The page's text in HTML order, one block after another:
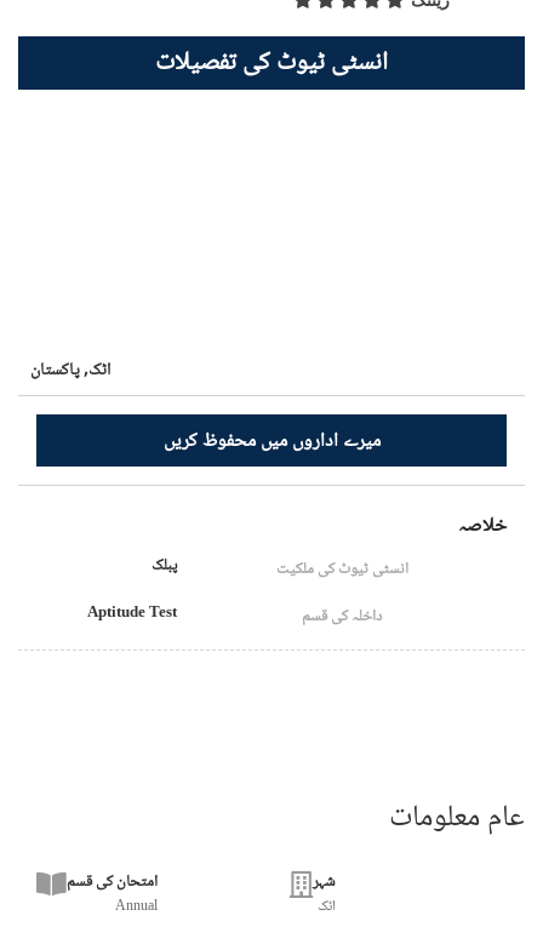
انسٹی ٹیوٹ کی تفصیلات
اٹک,پاکستان
میرے اداروں میں محفوظ کریں
خلاصہ
انسٹی ٹیوٹ کی ملکیت
پبلک
داخلہ کی قسم
Aptitude Test
عام معلومات
شہر
اٹک
امتحان کی قسم
Annual